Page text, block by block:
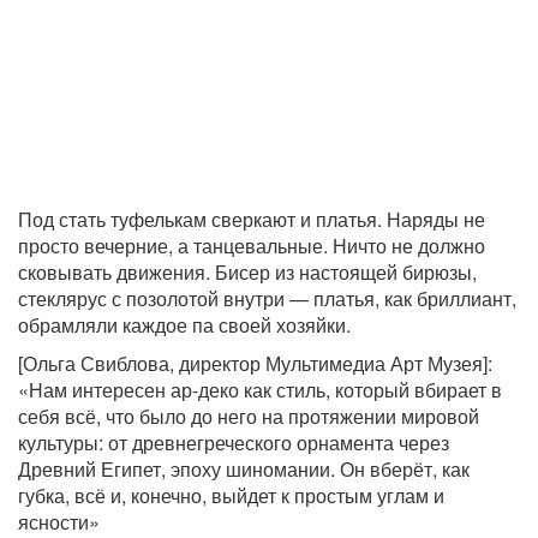
Под стать туфелькам сверкают и платья. Наряды не
просто вечерние, а танцевальные. Ничто не должно
сковывать движения. Бисер из настоящей бирюзы,
стеклярус с позолотой внутри — платья, как бриллиант,
обрамляли каждое па своей хозяйки.
[Ольга Свиблова, директор Мультимедиа Арт Музея]:
«Нам интересен ар-деко как стиль, который вбирает в
себя всё, что было до него на протяжении мировой
культуры: от древнегреческого орнамента через
Древний Египет, эпоху шиномании. Он вберёт, как
губка, всё и, конечно, выйдет к простым углам и
ясности»